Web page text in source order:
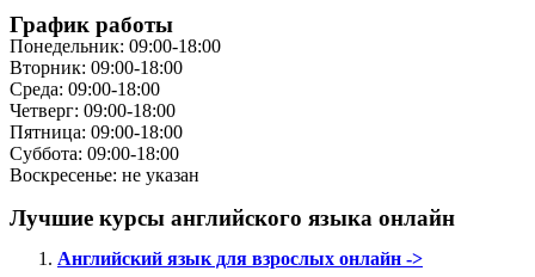
График работы
Понедельник: 09:00-18:00
Вторник: 09:00-18:00
Среда: 09:00-18:00
Четверг: 09:00-18:00
Пятница: 09:00-18:00
Суббота: 09:00-18:00
Воскресенье: не указан
Лучшие курсы английского языка онлайн
Английский язык для взрослых онлайн ->